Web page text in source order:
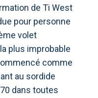
de Ti West
pour personne
volet
plus improbable
comme
au sordide
dans toutes